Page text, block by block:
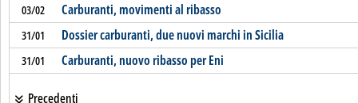
03/02 Carburanti, movimenti al ribasso
31/01 Dossier carburanti, due nuovi marchi in Sicilia
31/01 Carburanti, nuovo ribasso per Eni
Precedenti